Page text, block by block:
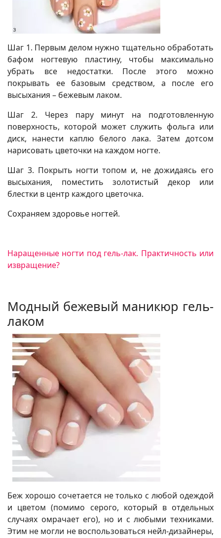
Шаг 1. Первым делом нужно тщательно обработать
бафом ногтевую пластину, чтобы максимально
убрать все недостатки. После этого можно
покрывать ее базовым средством, а после его
высыхания – бежевым лаком.
Шаг 2. Через пару минут на подготовленную
поверхность, которой может служить фольга или
диск, нанести каплю белого лака. Затем дотсом
нарисовать цветочки на каждом ногте.
Шаг 3. Покрыть ногти топом и, не дожидаясь его
высыхания, поместить золотистый декор или
блестки в центр каждого цветочка.
Сохраняем здоровье ногтей.
Наращенные ногти под гель-лак. Практичность или
извращение?
Модный бежевый маникюр гель-
лаком
Беж хорошо сочетается не только с любой одеждой
и цветом (помимо серого, который в отдельных
случаях омрачает его), но и с любыми техниками.
Этим не могли не воспользоваться нейл-дизайнеры,